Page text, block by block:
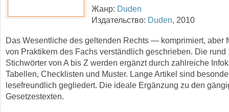
Жанр: Duden
Издательство: Duden, 2010
Das Wesentliche des geltenden Rechts — komprimiert, aber
von Praktikern des Fachs verständlich geschrieben. Die rund
Stichwörter von A bis Z werden ergänzt durch zahlreiche
Tabellen, Checklisten und Muster. Lange Artikel sind
lesefreundlich gegliedert. Die ideale Ergänzung zu den
Gesetzestexten.